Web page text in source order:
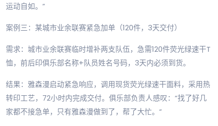
运动自如。”
案例三：某城市业余联赛紧急加单（120件，3天交付）
需求：城市业余联赛临时增补两支队伍，急需120件荧光绿速干T
恤，前后印俱乐部名称+队员姓名号码，3天内必须到货。
结果：雅森漫启动紧急响应，调用现货荧光绿速干面料，采用热
转印工艺，72小时内完成交付。俱乐部负责人感叹：“找了好几
家都不接急单，只有雅森漫做到了，帮了大忙。”